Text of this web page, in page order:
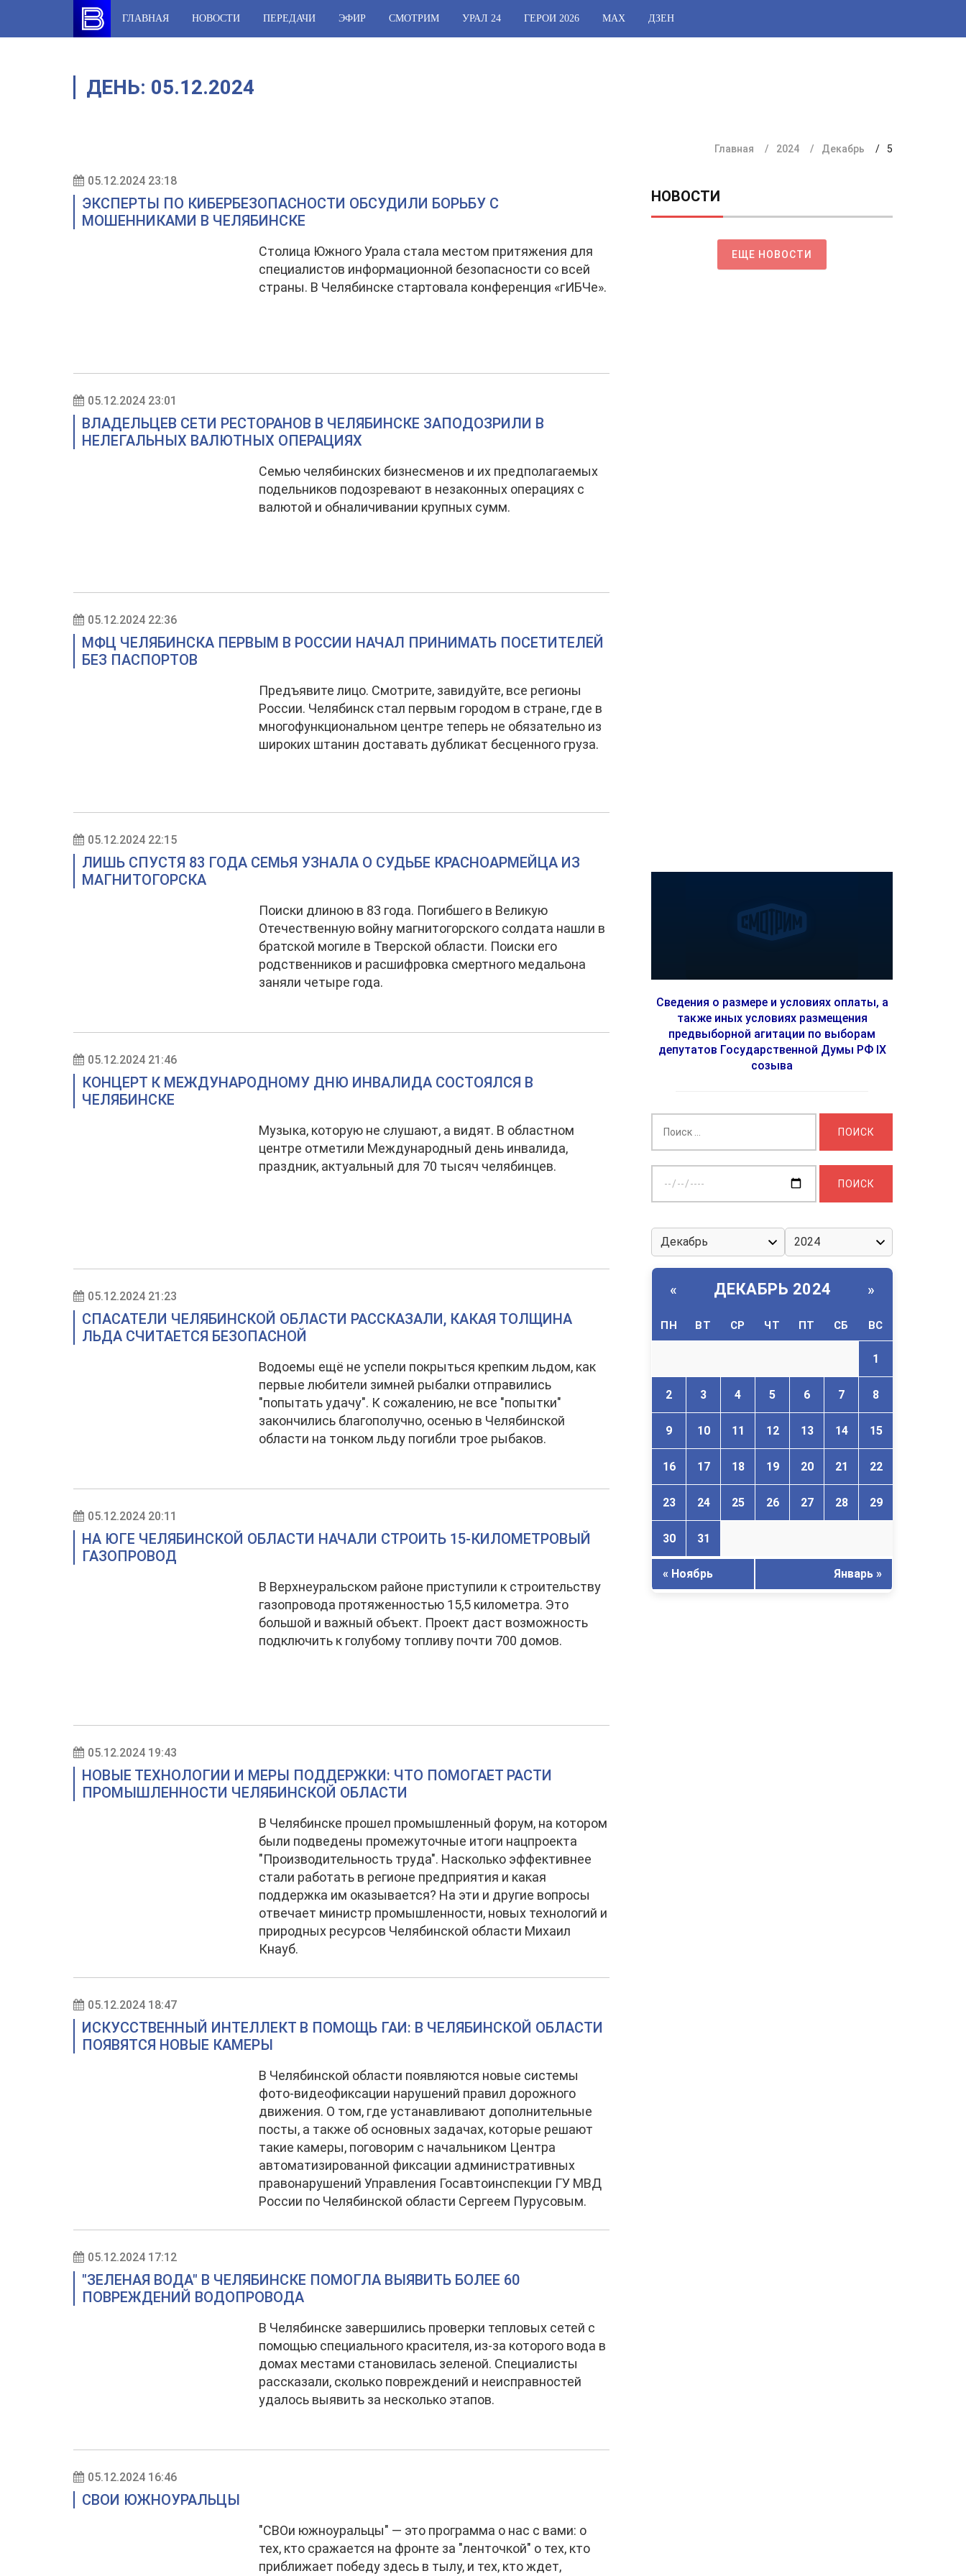
content
ГЛАВНАЯ НОВОСТИ ПЕРЕДАЧИ ЭФИР СМОТРИМ УРАЛ 24 ГЕРОИ 2026 МАХ ДЗЕН
ДЕНЬ: 05.12.2024
Главная 2024 Декабрь 5
05.12.2024 23:18
ЭКСПЕРТЫ ПО КИБЕРБЕЗОПАСНОСТИ ОБСУДИЛИ БОРЬБУ С
МОШЕННИКАМИ В ЧЕЛЯБИНСКЕ
Столица Южного Урала стала местом притяжения для
специалистов информационной безопасности со всей
страны. В Челябинске стартовала конференция «гИБЧе».
05.12.2024 23:01
ВЛАДЕЛЬЦЕВ СЕТИ РЕСТОРАНОВ В ЧЕЛЯБИНСКЕ ЗАПОДОЗРИЛИ В
НЕЛЕГАЛЬНЫХ ВАЛЮТНЫХ ОПЕРАЦИЯХ
Семью челябинских бизнесменов и их предполагаемых
подельников подозревают в незаконных операциях с
валютой и обналичивании крупных сумм.
05.12.2024 22:36
МФЦ ЧЕЛЯБИНСКА ПЕРВЫМ В РОССИИ НАЧАЛ ПРИНИМАТЬ ПОСЕТИТЕЛЕЙ
БЕЗ ПАСПОРТОВ
Предъявите лицо. Смотрите, завидуйте, все регионы
России. Челябинск стал первым городом в стране, где в
многофункциональном центре теперь не обязательно из
широких штанин доставать дубликат бесценного груза.
05.12.2024 22:15
ЛИШЬ СПУСТЯ 83 ГОДА СЕМЬЯ УЗНАЛА О СУДЬБЕ КРАСНОАРМЕЙЦА ИЗ
МАГНИТОГОРСКА
Поиски длиною в 83 года. Погибшего в Великую
Отечественную войну магнитогорского солдата нашли в
братской могиле в Тверской области. Поиски его
родственников и расшифровка смертного медальона
заняли четыре года.
05.12.2024 21:46
КОНЦЕРТ К МЕЖДУНАРОДНОМУ ДНЮ ИНВАЛИДА СОСТОЯЛСЯ В
ЧЕЛЯБИНСКЕ
Музыка, которую не слушают, а видят. В областном
центре отметили Международный день инвалида,
праздник, актуальный для 70 тысяч челябинцев.
05.12.2024 21:23
СПАСАТЕЛИ ЧЕЛЯБИНСКОЙ ОБЛАСТИ РАССКАЗАЛИ, КАКАЯ ТОЛЩИНА
ЛЬДА СЧИТАЕТСЯ БЕЗОПАСНОЙ
Водоемы ещё не успели покрыться крепким льдом, как
первые любители зимней рыбалки отправились
"попытать удачу". К сожалению, не все "попытки"
закончились благополучно, осенью в Челябинской
области на тонком льду погибли трое рыбаков.
05.12.2024 20:11
НА ЮГЕ ЧЕЛЯБИНСКОЙ ОБЛАСТИ НАЧАЛИ СТРОИТЬ 15-КИЛОМЕТРОВЫЙ
ГАЗОПРОВОД
В Верхнеуральском районе приступили к строительству
газопровода протяженностью 15,5 километра. Это
большой и важный объект. Проект даст возможность
подключить к голубому топливу почти 700 домов.
05.12.2024 19:43
НОВЫЕ ТЕХНОЛОГИИ И МЕРЫ ПОДДЕРЖКИ: ЧТО ПОМОГАЕТ РАСТИ
ПРОМЫШЛЕННОСТИ ЧЕЛЯБИНСКОЙ ОБЛАСТИ
В Челябинске прошел промышленный форум, на котором
были подведены промежуточные итоги нацпроекта
"Производительность труда". Насколько эффективнее
стали работать в регионе предприятия и какая
поддержка им оказывается? На эти и другие вопросы
отвечает министр промышленности, новых технологий и
природных ресурсов Челябинской области Михаил
Кнауб.
05.12.2024 18:47
ИСКУССТВЕННЫЙ ИНТЕЛЛЕКТ В ПОМОЩЬ ГАИ: В ЧЕЛЯБИНСКОЙ ОБЛАСТИ
ПОЯВЯТСЯ НОВЫЕ КАМЕРЫ
В Челябинской области появляются новые системы
фото-видеофиксации нарушений правил дорожного
движения. О том, где устанавливают дополнительные
посты, а также об основных задачах, которые решают
такие камеры, поговорим с начальником Центра
автоматизированной фиксации административных
правонарушений Управления Госавтоинспекции ГУ МВД
России по Челябинской области Сергеем Пурусовым.
05.12.2024 17:12
"ЗЕЛЕНАЯ ВОДА" В ЧЕЛЯБИНСКЕ ПОМОГЛА ВЫЯВИТЬ БОЛЕЕ 60
ПОВРЕЖДЕНИЙ ВОДОПРОВОДА
В Челябинске завершились проверки тепловых сетей с
помощью специального красителя, из-за которого вода в
домах местами становилась зеленой. Специалисты
рассказали, сколько повреждений и неисправностей
удалось выявить за несколько этапов.
05.12.2024 16:46
СВОИ ЮЖНОУРАЛЬЦЫ
"СВОи южноуральцы" — это программа о нас с вами: о
тех, кто сражается на фронте за "ленточкой" о тех, кто
приближает победу здесь в тылу, и тех, кто ждет,
НОВОСТИ
ЕЩЕ НОВОСТИ
Сведения о размере и условиях оплаты, а
также иных условиях размещения
предвыборной агитации по выборам
депутатов Государственной Думы РФ IX
созыва
дату:
« ДЕКАБРЬ 2024 »
ПН ВТ СР ЧТ ПТ СБ ВС
1
2 3 4 5 6 7 8
9 10 11 12 13 14 15
16 17 18 19 20 21 22
23 24 25 26 27 28 29
30 31
« Ноябрь Январь »